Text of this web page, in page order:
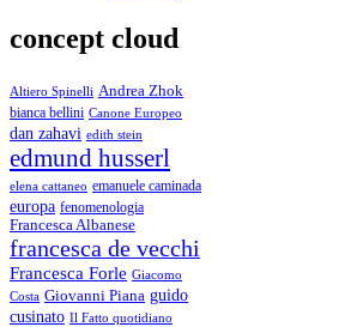
concept cloud
Altiero Spinelli Andrea Zhok
bianca bellini Canone Europeo
dan zahavi edith stein
edmund husserl
elena cattaneo emanuele caminada
europa fenomenologia
Francesca Albanese
francesca de vecchi
Francesca Forle Giacomo
Costa Giovanni Piana guido
cusinato Il Fatto quotidiano